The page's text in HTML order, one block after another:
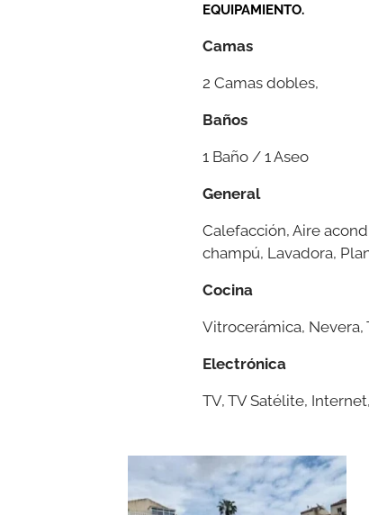
EQUIPAMIENTO.
Camas
2 Camas dobles,
Baños
1 Baño / 1 Aseo
General
Calefacción, Aire
champú, Lavadora,
Cocina
Vitrocerámica, Nevera,
Electrónica
TV, TV Satélite,